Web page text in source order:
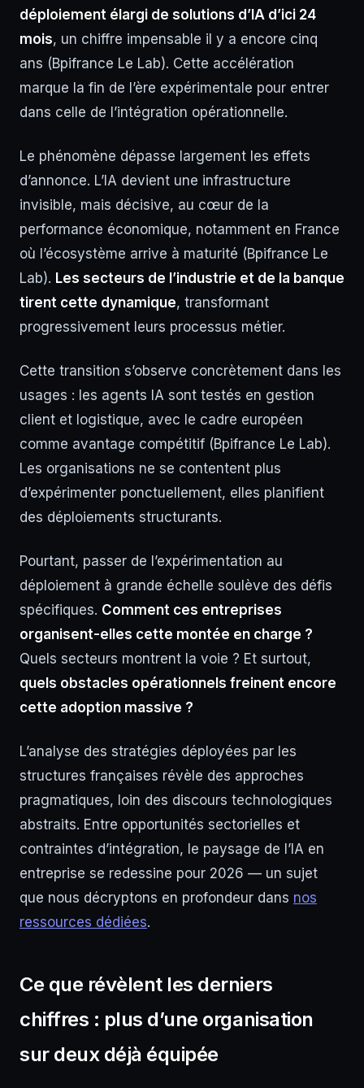
déploiement élargi de solutions d’IA d’ici 24
mois, un chiffre impensable il y a encore cinq
ans (Bpifrance Le Lab). Cette accélération
marque la fin de l’ère expérimentale pour entrer
dans celle de l’intégration opérationnelle.
Le phénomène dépasse largement les effets
d’annonce. L’IA devient une infrastructure
invisible, mais décisive, au cœur de la
performance économique, notamment en France
où l’écosystème arrive à maturité (Bpifrance Le
Lab). Les secteurs de l’industrie et de la banque
tirent cette dynamique, transformant
progressivement leurs processus métier.
Cette transition s’observe concrètement dans les
usages : les agents IA sont testés en gestion
client et logistique, avec le cadre européen
comme avantage compétitif (Bpifrance Le Lab).
Les organisations ne se contentent plus
d’expérimenter ponctuellement, elles planifient
des déploiements structurants.
Pourtant, passer de l’expérimentation au
déploiement à grande échelle soulève des défis
spécifiques. Comment ces entreprises
organisent-elles cette montée en charge ?
Quels secteurs montrent la voie ? Et surtout,
quels obstacles opérationnels freinent encore
cette adoption massive ?
L’analyse des stratégies déployées par les
structures françaises révèle des approches
pragmatiques, loin des discours technologiques
abstraits. Entre opportunités sectorielles et
contraintes d’intégration, le paysage de l’IA en
entreprise se redessine pour 2026 — un sujet
que nous décryptons en profondeur dans nos
ressources dédiées.
Ce que révèlent les derniers
chiffres : plus d’une organisation
sur deux déjà équipée